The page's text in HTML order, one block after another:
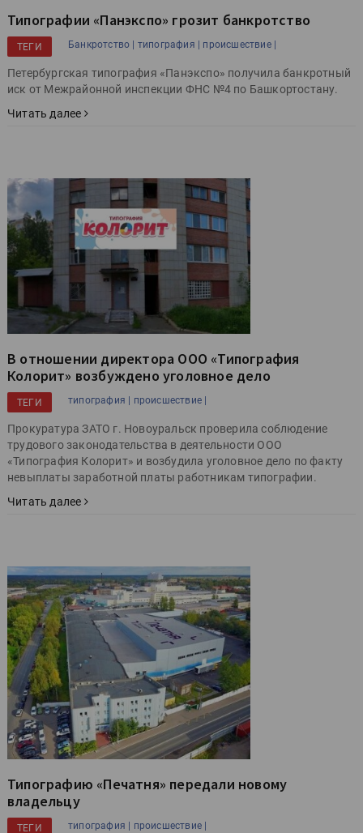
Типографии «Панэкспо» грозит банкротство
ТЕГИ Банкротство | типография | происшествие |
Петербургская типография «Панэкспо» получила банкротный
иск от Межрайонной инспекции ФНС №4 по Башкортостану.
Читать далее
В отношении директора ООО «Типография
Колорит» возбуждено уголовное дело
ТЕГИ типография | происшествие |
Прокуратура ЗАТО г. Новоуральск проверила соблюдение
трудового законодательства в деятельности ООО
«Типография Колорит» и возбудила уголовное дело по факту
невыплаты заработной платы работникам типографии.
Читать далее
Типографию «Печатня» передали новому
владельцу
ТЕГИ типография | происшествие |